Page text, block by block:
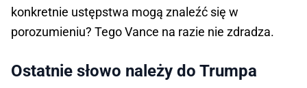
konkretnie ustępstwa mogą znaleźć się w
porozumieniu? Tego Vance na razie nie zdradza.
Ostatnie słowo należy do Trumpa